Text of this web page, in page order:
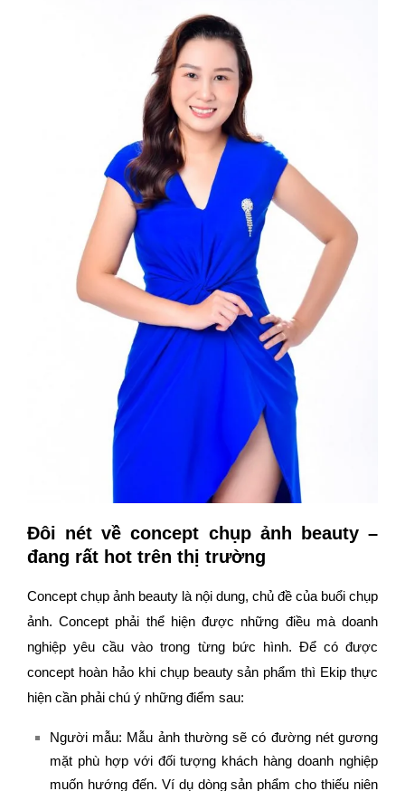
Đôi nét về concept chụp ảnh beauty –
đang rất hot trên thị trường
Concept chụp ảnh beauty là nội dung, chủ đề của buổi chụp
ảnh. Concept phải thể hiện được những điều mà doanh
nghiệp yêu cầu vào trong từng bức hình. Để có được
concept hoàn hảo khi chụp beauty sản phẩm thì Ekip thực
hiện cần phải chú ý những điểm sau:
Người mẫu: Mẫu ảnh thường sẽ có đường nét gương
mặt phù hợp với đối tượng khách hàng doanh nghiệp
muốn hướng đến. Ví dụ dòng sản phẩm cho thiếu niên